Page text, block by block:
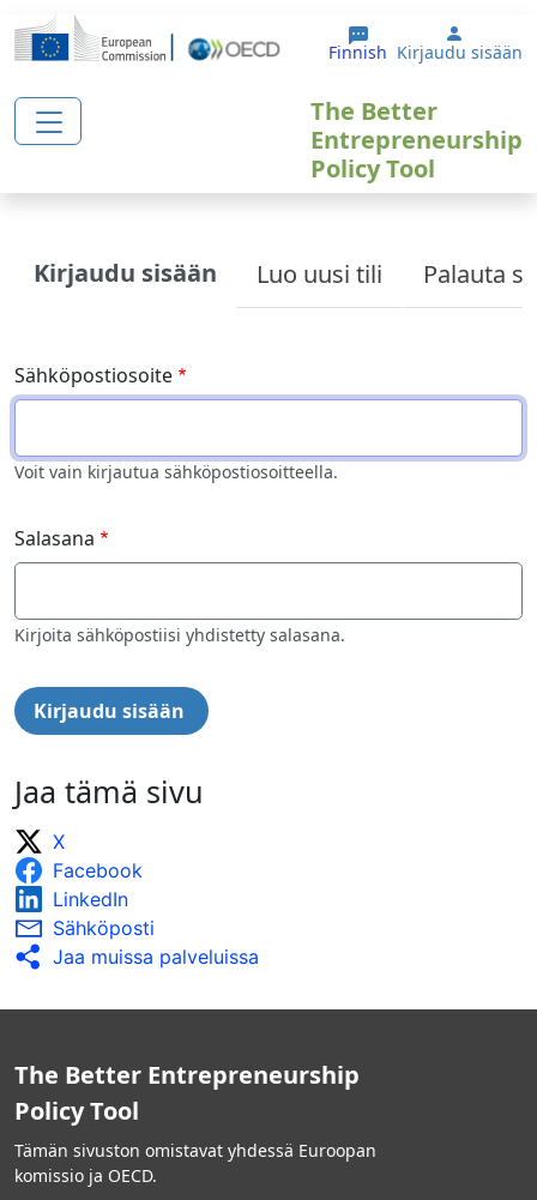
Hyppää pääsisältöön
Finnish User
Kirjaudu sisään
The Better
Entrepreneurship
Policy Tool
Primary tabs
Kirjaudu sisään Luo uusi tili Palauta
Sähköpostiosoite
Voit vain kirjautua sähköpostiosoitteella.
Salasana
Kirjoita sähköpostiisi yhdistetty salasana.
Jaa tämä sivu
X
Facebook
LinkedIn
Sähköposti
Jaa muissa palveluissa
The Better Entrepreneurship
Policy Tool
Tämän sivuston omistavat yhdessä Euroopan
komissio ja OECD.